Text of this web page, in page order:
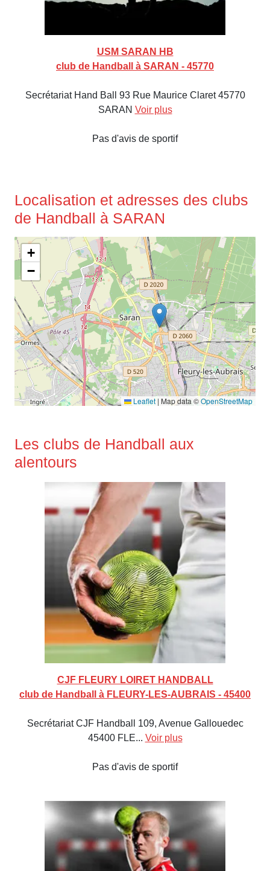
USM SARAN HB
club de Handball à SARAN - 45770
Secrétariat Hand Ball 93 Rue Maurice Claret 45770
SARAN Voir plus
Pas d'avis de sportif
Localisation et adresses des clubs
de Handball à SARAN
+
−
Leaflet | Map data ©OpenStreetMap
Les clubs de Handball aux
alentours
CJF FLEURY LOIRET HANDBALL
club de Handball à FLEURY-LES-AUBRAIS - 45400
Secrétariat CJF Handball 109, Avenue Gallouedec
45400 FLE... Voir plus
Pas d'avis de sportif